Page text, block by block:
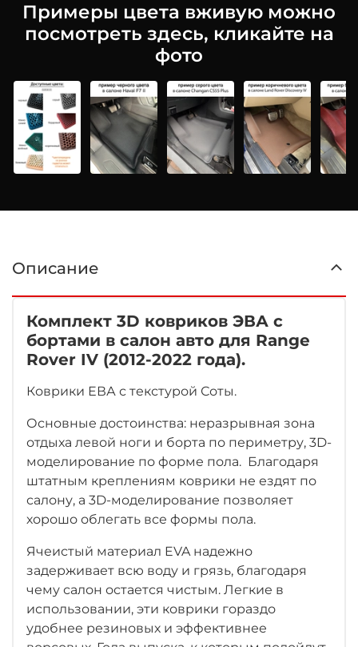
Примеры цвета вживую можно
посмотреть здесь, кликайте на
фото
Описание
Комплект 3D ковриков ЭВА с
бортами в салон авто для Range
Rover IV (2012-2022 года).
Коврики ЕВА с текстурой Соты.
Основные достоинства: неразрывная зона
отдыха левой ноги и борта по периметру, 3D-
моделирование по форме пола. Благодаря
штатным креплениям коврики не ездят по
салону, а 3D-моделирование позволяет
хорошо облегать все формы пола.
Ячеистый материал EVA надежно
задерживает всю воду и грязь, благодаря
чему салон остается чистым. Легкие в
использовании, эти коврики гораздо
удобнее резиновых и эффективнее